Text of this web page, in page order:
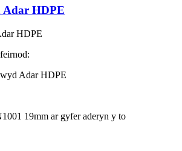
Adar HDPE
HDPE
Adar HDPE
19mm ar gyfer aderyn y to